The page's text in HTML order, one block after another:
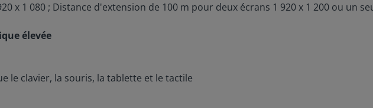
x 1 080 ; Distance d'extension de 100 m pour deux écrans 1 920 x 1 200 ou un
élevée
le clavier, la souris, la tablette et le tactile